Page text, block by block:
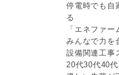
停電時でも自
る
「エネファ
みんなで力を
設備関連工事
20代30代40